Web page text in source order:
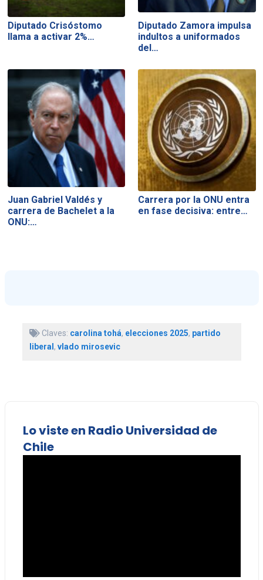
Diputado Crisóstomo
llama a activar 2%…
Diputado Zamora impulsa
indultos a uniformados
del…
Juan Gabriel Valdés y
carrera de Bachelet a la
ONU:…
Carrera por la ONU entra
en fase decisiva: entre…
Claves: carolina tohá, elecciones 2025, partido
liberal, vlado mirosevic
Lo viste en Radio Universidad de
Chile